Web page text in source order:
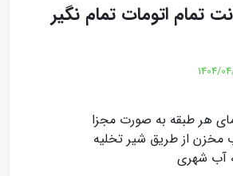
150 سانت تمام اتومات تمام نگیر
1404/
هر طبقه به صورت مجزا
مخزن از طریق شیر تخلیه
آب شهری